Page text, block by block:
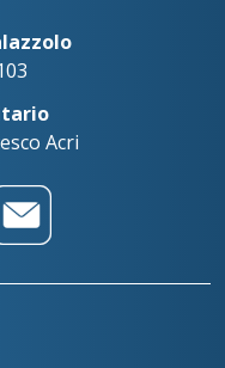
Acri